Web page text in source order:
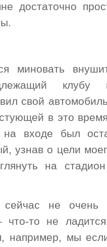
достаточно
миновать
клубу
свой
в это
входе был
узнав о цели
на
не очень
что-то не
например, мы